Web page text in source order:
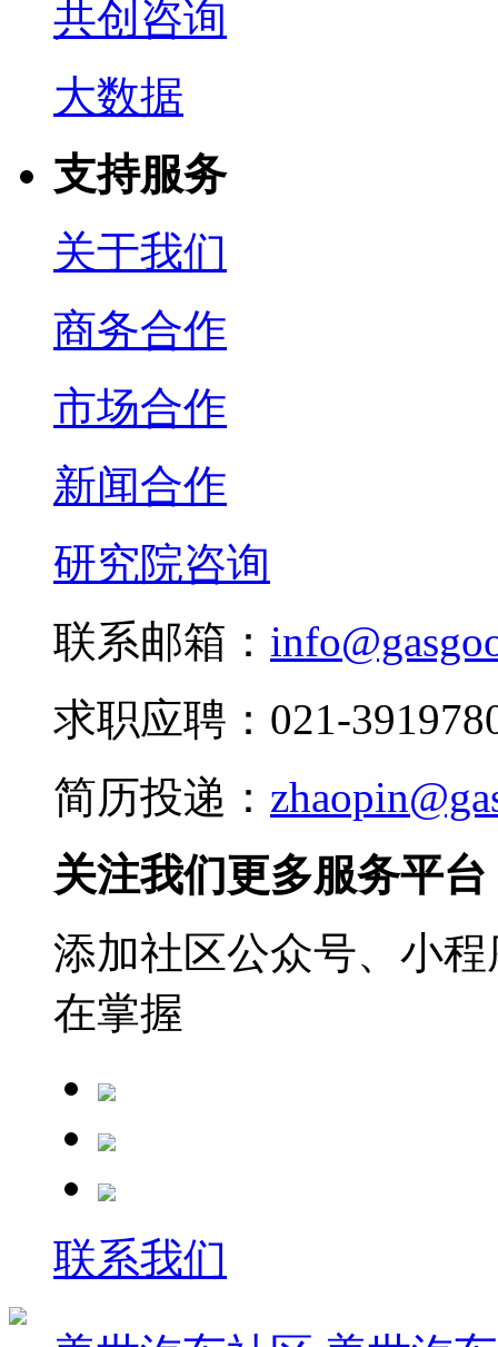
共创咨询
大数据
支持服务
关于我们
商务合作
市场合作
新闻合作
研究院咨询
联系邮箱：
求职应聘：021-
简历投递：
关注我们更多服务平台
添加社区公众号、小
在掌握
联系我们